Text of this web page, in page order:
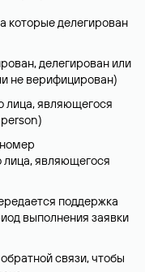
которые делегирован
делегирован или
не верифицирован)
лица, являющегося
лица, являющегося
поддержка
выполнения заявки
связи, чтобы